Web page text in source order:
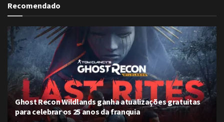
Recomendado
Ghost Recon Wildlands ganha atualizações gratuitas
para celebrar os 25 anos da franquia